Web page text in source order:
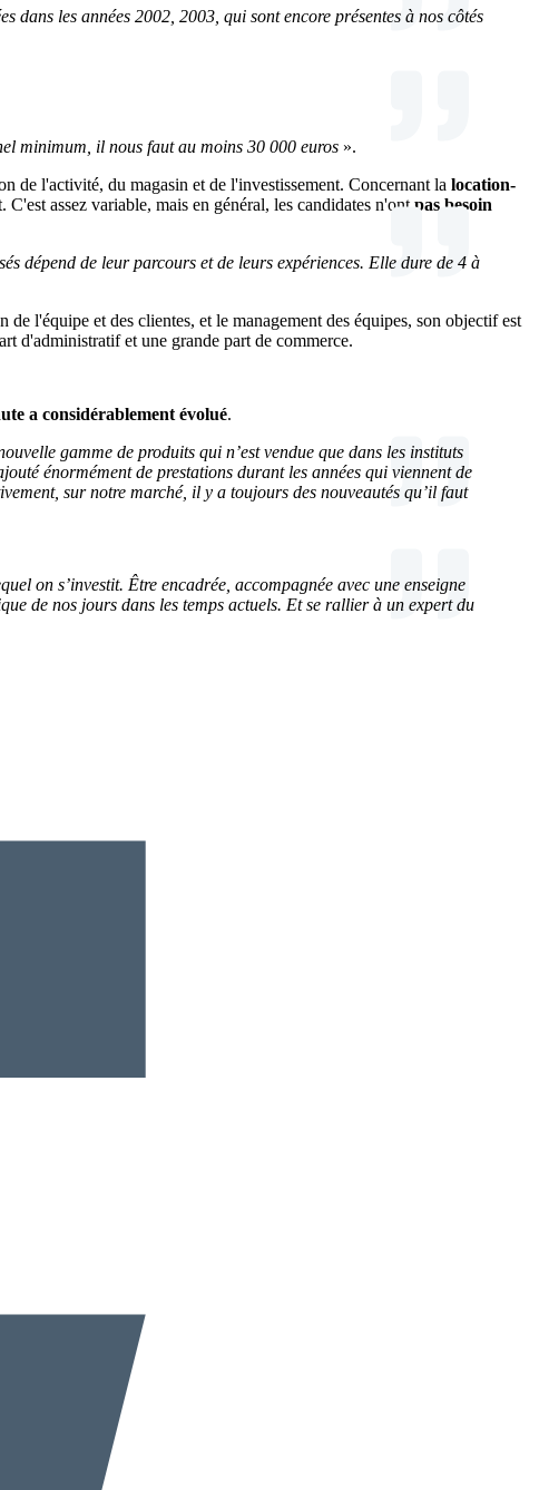
dans les années 2002, 2003, qui sont encore présentes à nos côtés
minimum, il nous faut au moins 30 000 euros ».
de l'activité, du magasin et de l'investissement. Concernant la location-
assez variable, mais en général, les candidates n'ont pas besoin
dépend de leur parcours et de leurs expériences. Elle dure de 4 à
de l'équipe et des clientes, et le management des équipes, son objectif est
d'administratif et une grande part de commerce.
a considérablement évolué.
gamme de produits qui n’est vendue que dans les instituts
énormément de prestations durant les années qui viennent de
sur notre marché, il y a toujours des nouveautés qu’il faut
on s’investit. Être encadrée, accompagnée avec une enseigne
de nos jours dans les temps actuels. Et se rallier à un expert du